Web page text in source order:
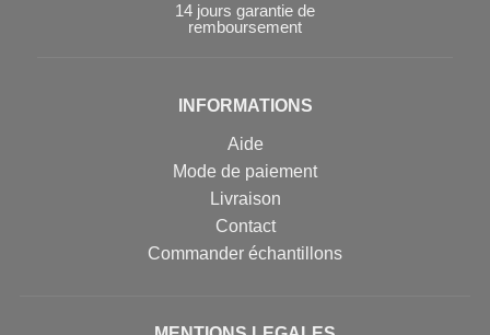
14 jours garantie de
remboursement
INFORMATIONS
Aide
Mode de paiement
Livraison
Contact
Commander échantillons